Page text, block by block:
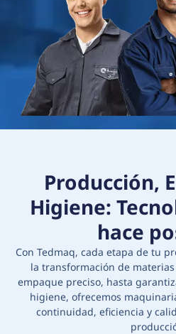
Producción,
Higiene:
hace
Con Tedmaq, cada etapa de tu
la transformación de
empaque preciso, hasta
higiene, ofrecemos
continuidad, eficiencia y